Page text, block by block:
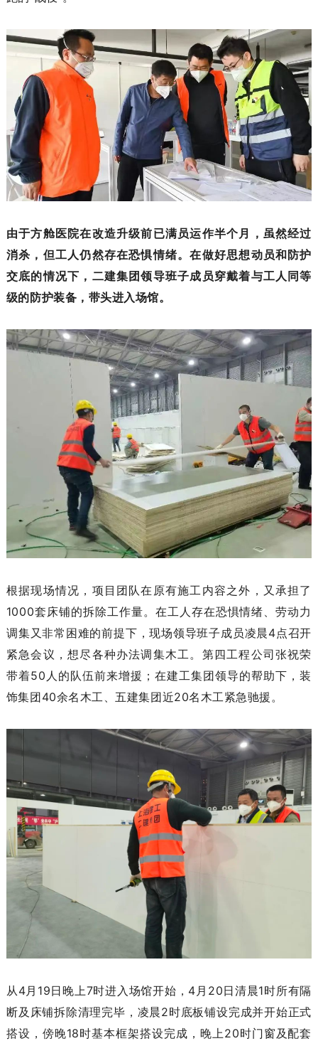
由于方舱医院在改造升级前已满员运作半个月，虽然经过
消杀，但工人仍然存在恐惧情绪。在做好思想动员和防护
交底的情况下，二建集团领导班子成员穿戴着与工人同等
级的防护装备，带头进入场馆。
根据现场情况，项目团队在原有施工内容之外，又承担了
1000套床铺的拆除工作量。在工人存在恐惧情绪、劳动力
调集又非常困难的前提下，现场领导班子成员凌晨4点召开
紧急会议，想尽各种办法调集木工。第四工程公司张祝荣
带着50人的队伍前来增援；在建工集团领导的帮助下，装
饰集团40余名木工、五建集团近20名木工紧急驰援。
从4月19日晚上7时进入场馆开始，4月20日清晨1时所有隔
断及床铺拆除清理完毕，凌晨2时底板铺设完成并开始正式
搭设，傍晚18时基本框架搭设完成，晚上20时门窗及配套